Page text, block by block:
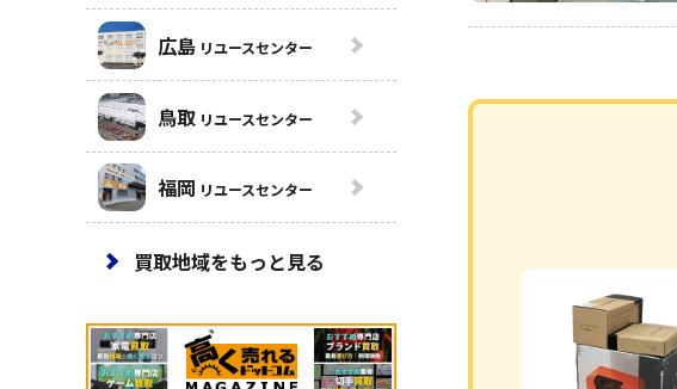
広島 リユースセンター
鳥取 リユースセンター
福岡 リユースセンター
買取地域をもっと見る